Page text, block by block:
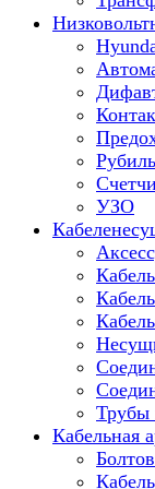
УЗО
Трубы
Кабельная